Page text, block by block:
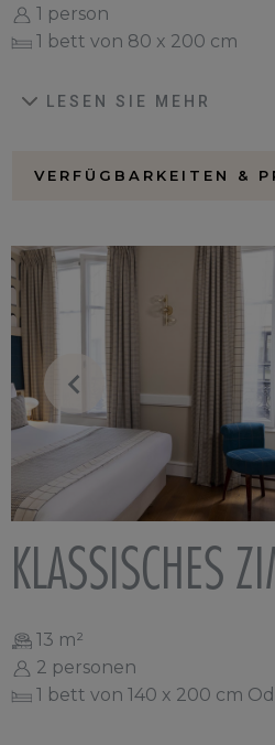
1 person
1 bett von 80 x 200 cm
LESEN SIE MEHR
VERFÜGBARKEITEN &
KLASSISCHES
13 m²
2 personen
1 bett von 140 x 200 cm